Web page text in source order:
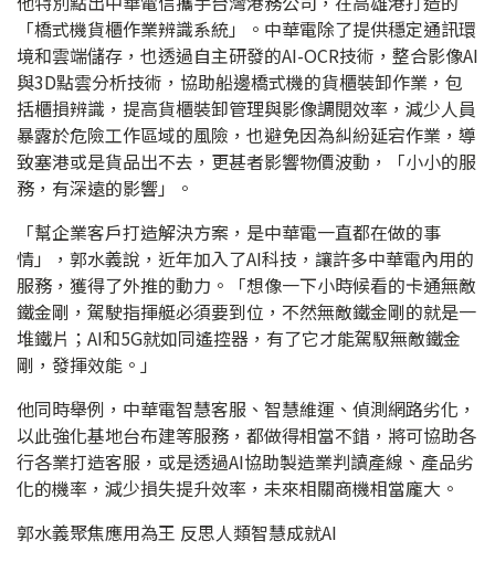
「橋式機貨櫃作業辨識系統」。中華電除了提供穩定通訊環
境和雲端儲存，也透過自主研發的AI-OCR技術，整合影像AI
與3D點雲分析技術，協助船邊橋式機的貨櫃裝卸作業，包
括櫃損辨識，提高貨櫃裝卸管理與影像調閱效率，減少人員
暴露於危險工作區域的風險，也避免因為糾紛延宕作業，導
致塞港或是貨品出不去，更甚者影響物價波動，「小小的服
務，有深遠的影響」。
「幫企業客戶打造解決方案，是中華電一直都在做的事
情」，郭水義說，近年加入了AI科技，讓許多中華電內用的
服務，獲得了外推的動力。「想像一下小時候看的卡通無敵
鐵金剛，駕駛指揮艇必須要到位，不然無敵鐵金剛的就是一
堆鐵片；AI和5G就如同遙控器，有了它才能駕馭無敵鐵金
剛，發揮效能。」
他同時舉例，中華電智慧客服、智慧維運、偵測網路劣化，
以此強化基地台布建等服務，都做得相當不錯，將可協助各
行各業打造客服，或是透過AI協助製造業判讀產線、產品劣
化的機率，減少損失提升效率，未來相關商機相當龐大。
郭水義聚焦應用為王 反思人類智慧成就AI